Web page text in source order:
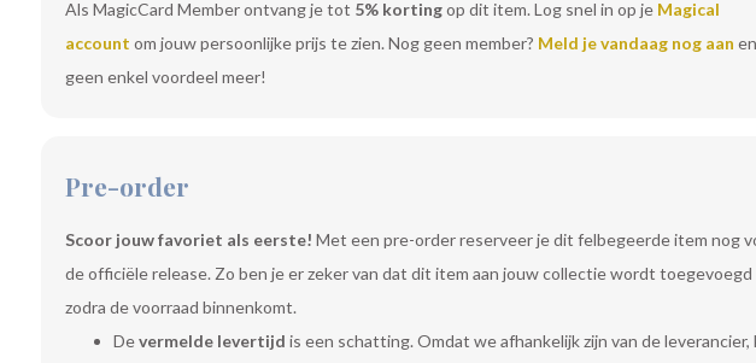
Als MagicCard Member ontvang je tot 5% kortingop dit item. Log snel in op je Magical
account om jouw persoonlijke prijs te zien. Nog geen member? Meld je vandaag nog aan
geen enkel voordeel meer!
Pre-order
Scoor jouw favoriet als eerste! Met een pre-order reserveer je dit felbegeerde item nog
de officiële release. Zo ben je er zeker van dat dit item aan jouw collectie wordt toegevoegd
zodra de voorraad binnenkomt.
Devermelde levertijd is een schatting. Omdat we afhankelijk zijn van de leverancier,